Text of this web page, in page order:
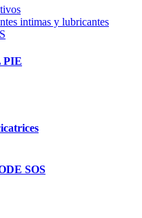
intimas y lubricantes
PIE
SOS